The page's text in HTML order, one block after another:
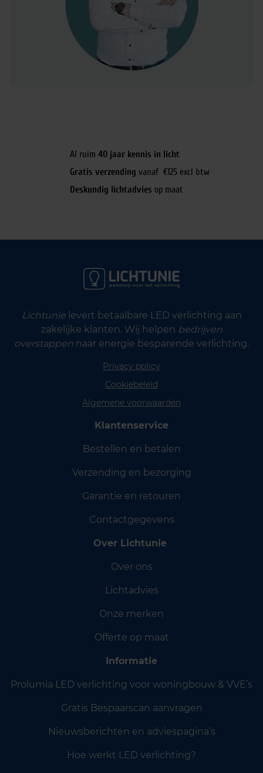
Al ruim 40 jaar kennis in licht
Gratis verzending vanaf €125 excl btw
Deskundig lichtadvies op maat
Lichtunielevert betaalbare LED verlichting aan
zakelijke klanten. Wij helpen bedrijven
overstappen naar energie besparende verlichting.
Privacy policy
Cookiebeleid
Algemene voorwaarden
Klantenservice
Bestellen en betalen
Verzending en bezorging
Garantie en retouren
Contactgegevens
Over Lichtunie
Over ons
Lichtadvies
Onze merken
Offerte op maat
Informatie
Prolumia LED verlichting voor woningbouw & VVE’s
Gratis Bespaarscan aanvragen
Nieuwsberichten en adviespagina’s
Hoe werkt LED verlichting?